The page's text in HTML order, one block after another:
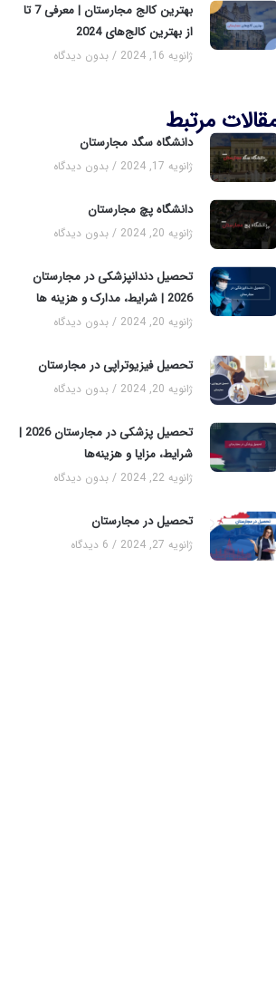
بهترین کالج مجارستان | معرفی 7 تا
از بهترین کالج‌های 2024
ژانویه 16, 2024 بدون دیدگاه
مرتبط
دانشگاه سگد مجارستان
ژانویه 17, 2024 بدون دیدگاه
دانشگاه پچ مجارستان
ژانویه 20, 2024 بدون دیدگاه
تحصیل دندانپزشکی در مجارستان
2026 | شرایط، مدارک و هزینه‌ ها
ژانویه 20, 2024 بدون دیدگاه
تحصیل فیزیوتراپی در مجارستان
ژانویه 20, 2024 بدون دیدگاه
تحصیل پزشکی در مجارستان 2026 |
شرایط، مزایا و هزینه‌ها
ژانویه 22, 2024 بدون دیدگاه
تحصیل در مجارستان
ژانویه 27, 2024